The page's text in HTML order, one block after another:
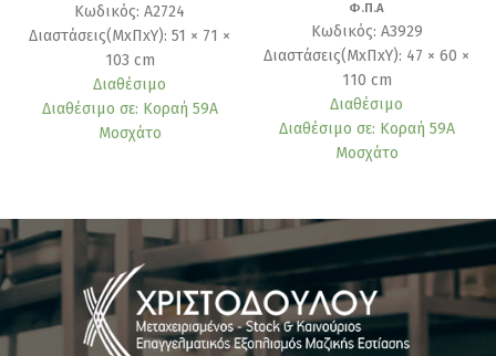
Κωδικός: Α2724
Διαστάσεις(ΜxΠxΥ): 51 × 71 ×
103 cm
Διαθέσιμο
Διαθέσιμο σε: Κοραή 59Α
Μοσχάτο
Φ.Π.Α
Κωδικός: Α3929
Διαστάσεις(ΜxΠxΥ): 47 × 60 ×
110 cm
Διαθέσιμο
Διαθέσιμο σε: Κοραή 59Α
Μοσχάτο